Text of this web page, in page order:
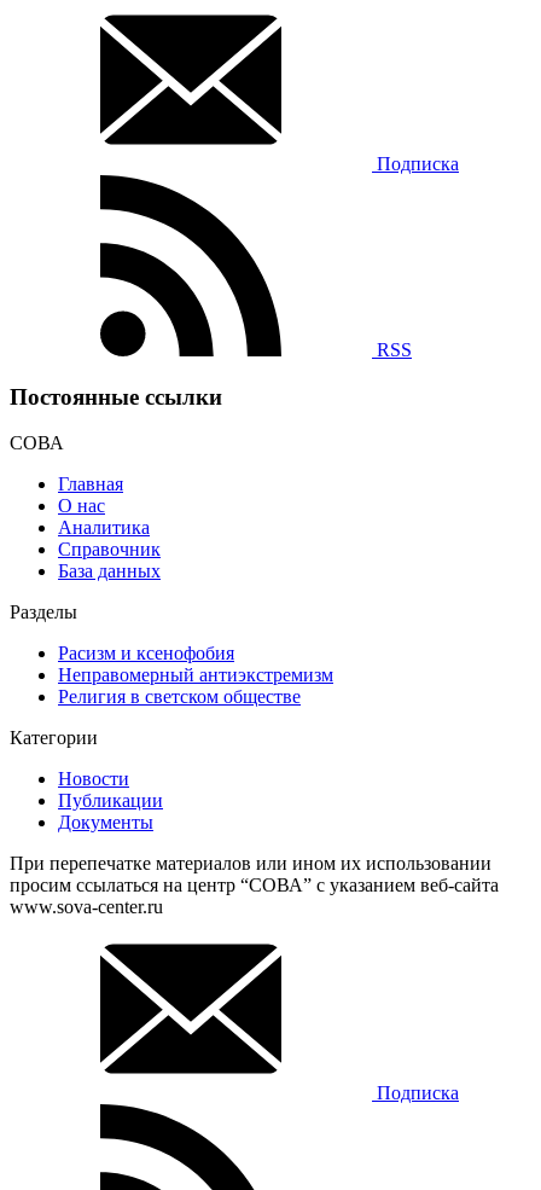
Подписка
RSS
Постоянные ссылки
СОВА
Главная
О нас
Аналитика
Справочник
База данных
Разделы
Расизм и ксенофобия
Неправомерный антиэкстремизм
Религия в светском обществе
Категории
Новости
Публикации
Документы
При перепечатке материалов или ином их использовании
просим ссылаться на центр “СОВА” с указанием веб-сайта
www.sova-center.ru
Подписка